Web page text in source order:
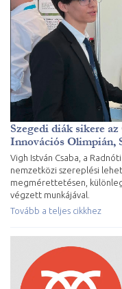
Szegedi diák sikere
Innovációs Olimpián,
Vigh István Csaba, a
nemzetközi szereplési
megmérettetésen,
végzett munkájával.
Tovább a teljes cikkhez